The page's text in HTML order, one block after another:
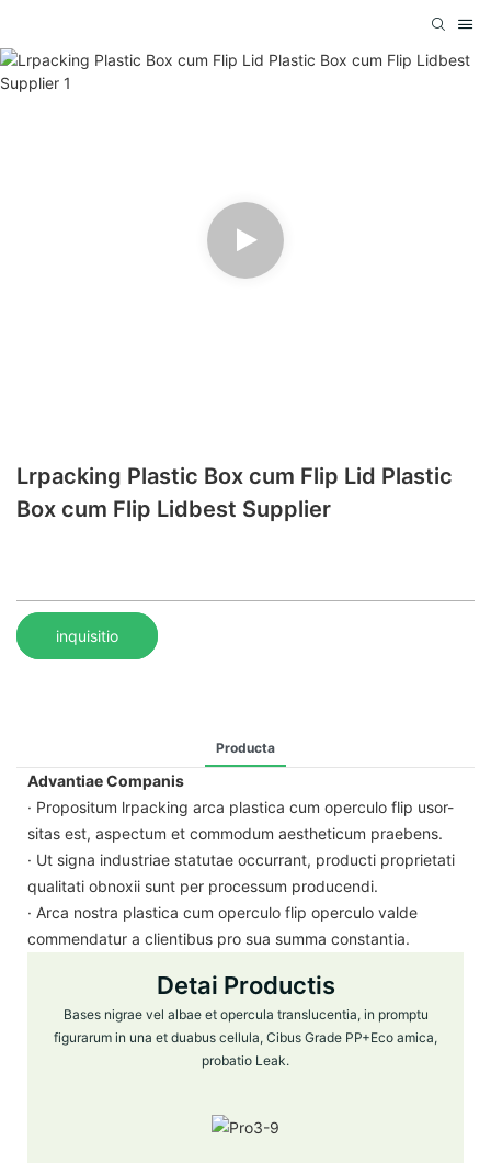
Lrpacking Plastic Box cum Flip Lid Plastic
Box cum Flip Lidbest Supplier
inquisitio
Producta
Advantiae Companis
· Propositum lrpacking arca plastica cum operculo flip usor-
sitas est, aspectum et commodum aestheticum praebens.
· Ut signa industriae statutae occurrant, producti proprietati
qualitati obnoxii sunt per processum producendi.
· Arca nostra plastica cum operculo flip operculo valde
commendatur a clientibus pro sua summa constantia.
Detai Productis
Bases nigrae vel albae et opercula translucentia, in promptu
figurarum in una et duabus cellula, Cibus Grade PP+Eco amica,
probatio Leak.